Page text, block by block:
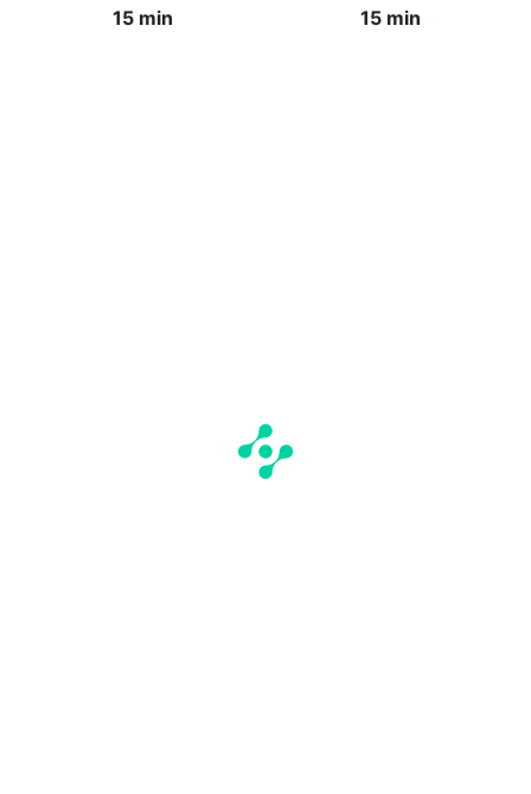
15 min
15 min